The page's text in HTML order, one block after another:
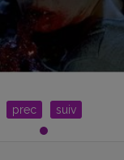
prec suiv